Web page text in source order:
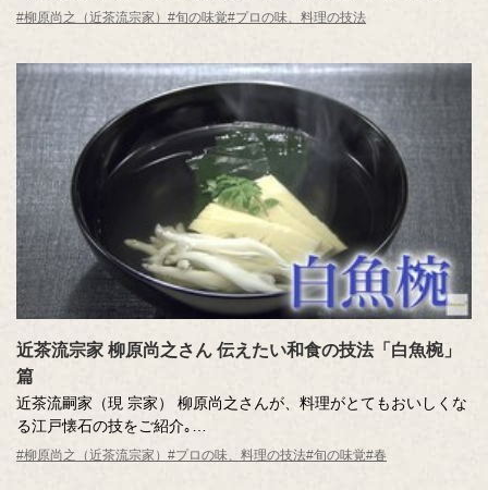
の料理監修も多数手掛ける柳原尚之さんが、少しの工夫で料理が
#柳原尚之（近茶流宗家） #旬の味覚#プロの味、料理の技法
近茶流宗家 柳原尚之さん 伝えたい和食の技法「白魚椀」
篇
近茶流嗣家（現 宗家） 柳原尚之さんが、料理がとてもおいしくな
る江戸懐石の技をご紹介｡
”春告げ魚”と呼ばれる白魚を使った、おもてなしにぴったりの「白
#柳原尚之（近茶流宗家） #プロの味、料理の技法#旬の味覚#春